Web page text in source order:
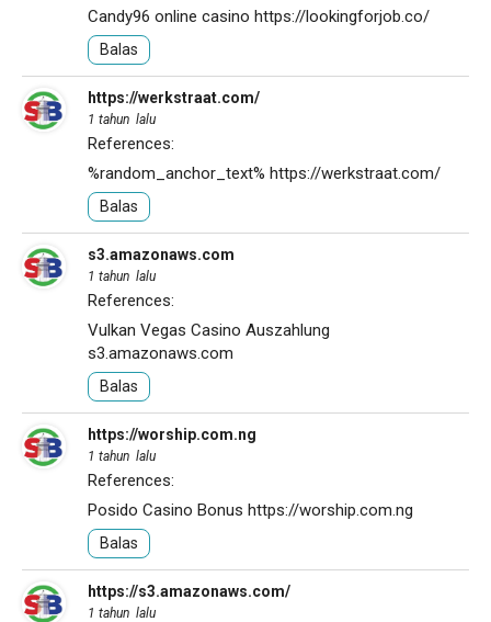
Candy96 online casino https://lookingforjob.co/
Balas
https://werkstraat.com/
1 tahun lalu
References:
%random_anchor_text% https://werkstraat.com/
Balas
s3.amazonaws.com
1 tahun lalu
References:
Vulkan Vegas Casino Auszahlung
s3.amazonaws.com
Balas
https://worship.com.ng
1 tahun lalu
References:
Posido Casino Bonus https://worship.com.ng
Balas
https://s3.amazonaws.com/
1 tahun lalu